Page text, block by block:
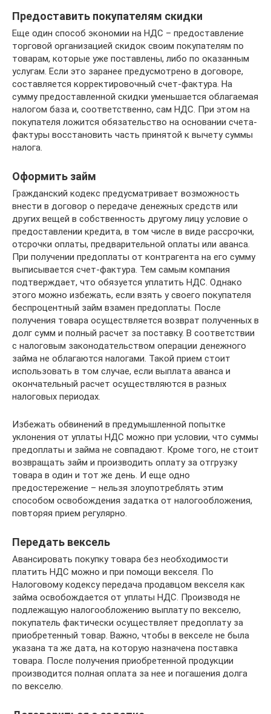
Предоставить покупателям скидки
Еще один способ экономии на НДС – предоставление
торговой организацией скидок своим покупателям по
товарам, которые уже поставлены, либо по оказанным
услугам. Если это заранее предусмотрено в договоре,
составляется корректировочный счет-фактура. На
сумму предоставленной скидки уменьшается облагаемая
налогом база и, соответственно, сам НДС. При этом на
покупателя ложится обязательство на основании счета-
фактуры восстановить часть принятой к вычету суммы
налога.
Оформить займ
Гражданский кодекс предусматривает возможность
внести в договор о передаче денежных средств или
других вещей в собственность другому лицу условие о
предоставлении кредита, в том числе в виде рассрочки,
отсрочки оплаты, предварительной оплаты или аванса.
При получении предоплаты от контрагента на его сумму
выписывается счет-фактура. Тем самым компания
подтверждает, что обязуется уплатить НДС. Однако
этого можно избежать, если взять у своего покупателя
беспроцентный займ взамен предоплаты. После
получения товара осуществляется возврат полученных в
долг сумм и полный расчет за поставку. В соответствии
с налоговым законодательством операции денежного
займа не облагаются налогами. Такой прием стоит
использовать в том случае, если выплата аванса и
окончательный расчет осуществляются в разных
налоговых периодах.
Избежать обвинений в предумышленной попытке
уклонения от уплаты НДС можно при условии, что суммы
предоплаты и займа не совпадают. Кроме того, не стоит
возвращать займ и производить оплату за отгрузку
товара в один и тот же день. И еще одно
предостережение – нельзя злоупотреблять этим
способом освобождения задатка от налогообложения,
повторяя прием регулярно.
Передать вексель
Авансировать покупку товара без необходимости
платить НДС можно и при помощи векселя. По
Налоговому кодексу передача продавцом векселя как
займа освобождается от уплаты НДС. Производя не
подлежащую налогообложению выплату по векселю,
покупатель фактически осуществляет предоплату за
приобретенный товар. Важно, чтобы в векселе не была
указана та же дата, на которую назначена поставка
товара. После получения приобретенной продукции
производится полная оплата за нее и погашения долга
по векселю.